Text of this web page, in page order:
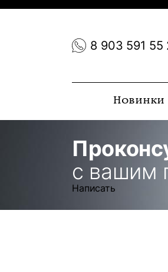
8 903 591 55
Новинки
с вашим
Написать